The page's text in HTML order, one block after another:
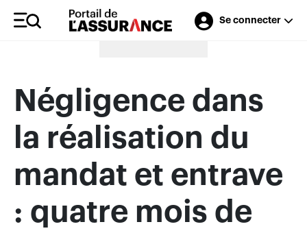
Se connecter
Merci à nos annonceurs
Négligence dans
la réalisation du
mandat et entrave
: quatre mois de